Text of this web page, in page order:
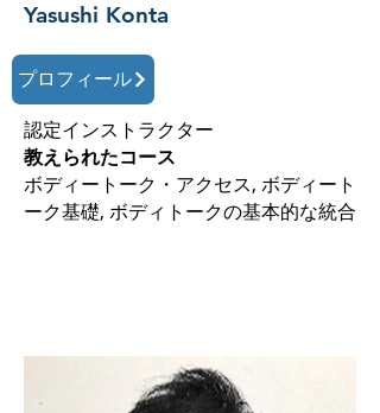
Yasushi Konta
プロフィール
認定インストラクター
教えられたコース
ボディートーク・アクセス, ボディート
ーク基礎, ボディトークの基本的な統合